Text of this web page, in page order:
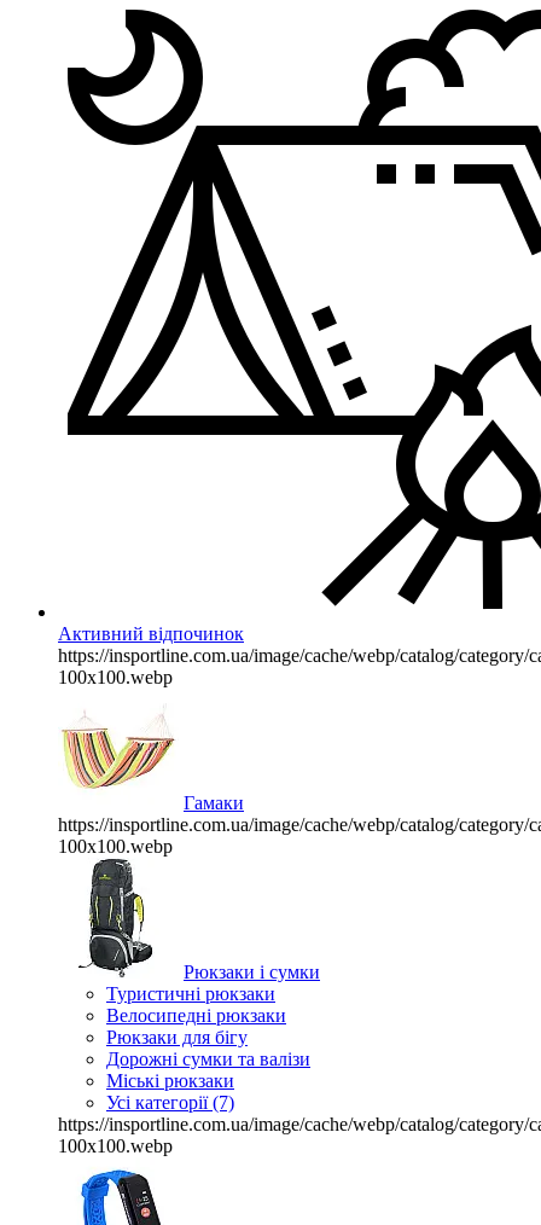
Активний відпочинок
https://insportline.com.ua/image/cache/webp/catalog/category/
100x100.webp
Гамаки
https://insportline.com.ua/image/cache/webp/catalog/category/
100x100.webp
Рюкзаки і сумки
Туристичні рюкзаки
Велосипедні рюкзаки
Рюкзаки для бігу
Дорожні сумки та валізи
Міські рюкзаки
Усі категорії (7)
https://insportline.com.ua/image/cache/webp/catalog/category/
100x100.webp